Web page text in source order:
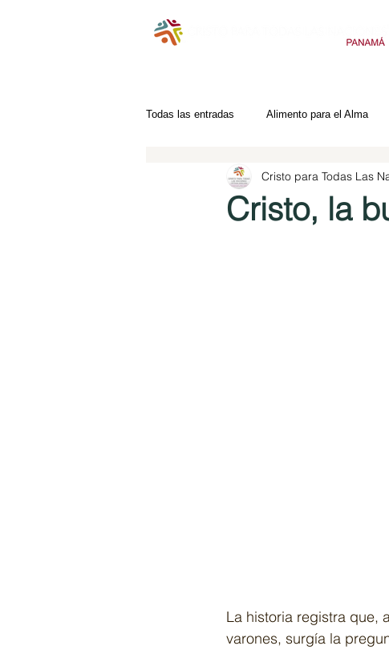
Todas las entradas Alimento para el Alma
Cristo, la
Cristo para Todas Las
La historia registra que,
varones, surgía la